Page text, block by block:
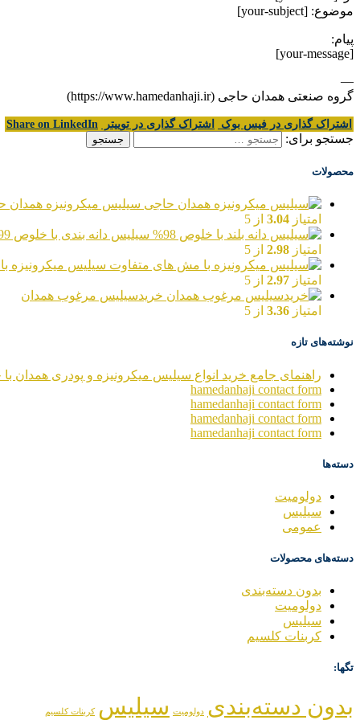
موضوع: [your-subject]
پیام:
[your-message]
—
گروه صنعتی همدان حاجی (https://www.hamedanhaji.ir)
اشتراک گذاری در فیس بوک اشتراک گذاری در توییتر Share on LinkedIn
جستجو برای:
محصولات
سیلیس میکرونیزه همدان
امتیاز 3.04 از 5
سیلیس دانه بندی با خلوص 99%
امتیاز 2.98 از 5
سیلیس میکرونیزه
امتیاز 2.97 از 5
خریدسیلیس مرغوب همدان
امتیاز 3.36 از 5
نوشته‌های تازه
راهنمای جامع خرید انواع سیلیس میکرونیزه و پودری همدان با
hamedanhaji contact form
hamedanhaji contact form
hamedanhaji contact form
hamedanhaji contact form
دسته‌ها
دولومیت
سیلیس
عمومی
دسته‌های محصولات
بدون دسته‌بندی
دولومیت
سیلیس
کربنات کلسیم
تگها:
بدون دسته‌بندی دولومیت سیلیس کربنات کلسیم